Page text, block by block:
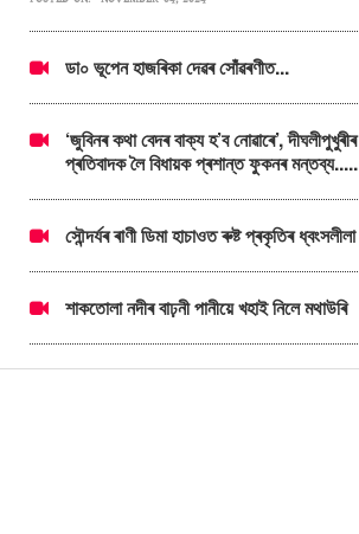
ডা০ ভূপেন হাজৰিকা দেৱৰ সোঁৱৰণীত...
‘জুবিনৰ কথা বেদৰ বাক্য হ’ব নোৱাৰে’, দীঘলীপুখুৰীৰ
প্ৰতিবাদক লৈ বিধায়ক প্ৰশান্ত ফুকনৰ মন্তব্য.....
সৌন্দৰ্যৰ ৰাণী ডিমা হাচাওত ৰুষ্ট প্ৰকৃতিৰ ধ্বংসলীলা
শাকতোলা নদীৰ বাঢ়নী পানীয়ে খহাই নিলে মথাউৰি